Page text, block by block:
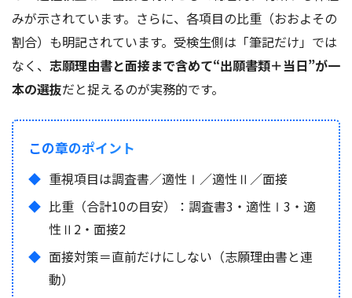
みが示されています。さらに、各項目の比重（おおよその
割合）も明記されています。受検生側は「筆記だけ」では
なく、 志願理由書と面接まで含めて“出願書類＋当日”が一
本の選抜だと捉えるのが実務的です。
この章のポイント
重視項目は調査書／適性Ⅰ／適性Ⅱ／面接
比重（合計10の目安）：調査書3・適性Ⅰ3・適
性Ⅱ2・面接2
面接対策＝直前だけにしない（志願理由書と連
動）